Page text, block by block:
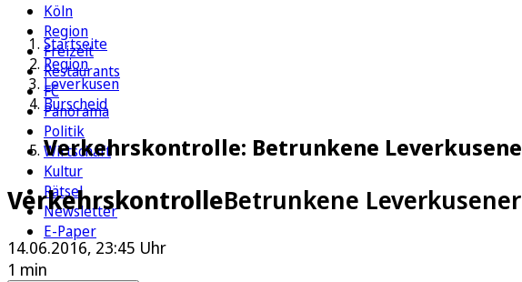
Köln
Region
Freizeit
Restaurants
FC
Panorama
Politik
Wirtschaft
Kultur
Rätsel
Newsletter
E-Paper
Startseite
Region
Leverkusen
Burscheid
Verkehrskontrolle: Betrunkene
VerkehrskontrolleBetrunkene
14.06.2016, 23:45 Uhr
1 min